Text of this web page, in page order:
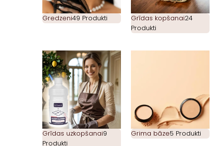
Gredzeni49 Produkti Grīdas kopšanai24
Produkti
Grīdas uzkopšanai9
Produkti
Grima bāze5 Produkti